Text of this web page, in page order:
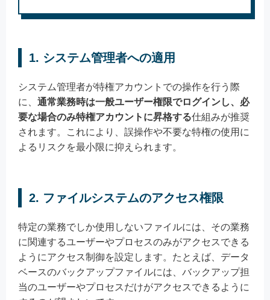
1. システム管理者への適用
システム管理者が特権アカウントでの操作を行う際
に、 通常業務時は一般ユーザー権限でログインし、必
要な場合のみ特権アカウントに昇格する仕組みが推奨
されます。これにより、誤操作や不要な特権の使用に
よるリスクを最小限に抑えられます。
2. ファイルシステムのアクセス権限
特定の業務でしか使用しないファイルには、その業務
に関連するユーザーやプロセスのみがアクセスできる
ようにアクセス制御を設定します。たとえば、データ
ベースのバックアップファイルには、バックアップ担
当のユーザーやプロセスだけがアクセスできるように